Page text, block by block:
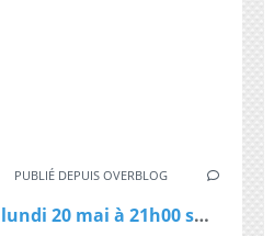
PUBLIÉ DEPUIS OVERBLOG
"Crimes" lundi 20 mai à 21h00 sur NRJ12